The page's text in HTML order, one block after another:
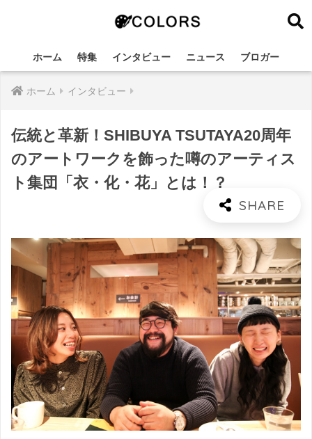
ホーム 特集 インタビュー ニュース ブロガー
ホーム インタビュー
伝統と革新！SHIBUYA TSUTAYA20周年
のアートワークを飾った噂のアーティス
ト集団「衣・化・花」とは！？